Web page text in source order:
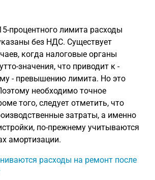
процентного лимита расходы
без НДС. Существует
когда налоговые органы
значения, что приводит к -
- превышению лимита. Но это
необходимо точное
того, следует отметить, что
затраты, а именно
по-прежнему учитываются
амортизации.
расходы на ремонт после